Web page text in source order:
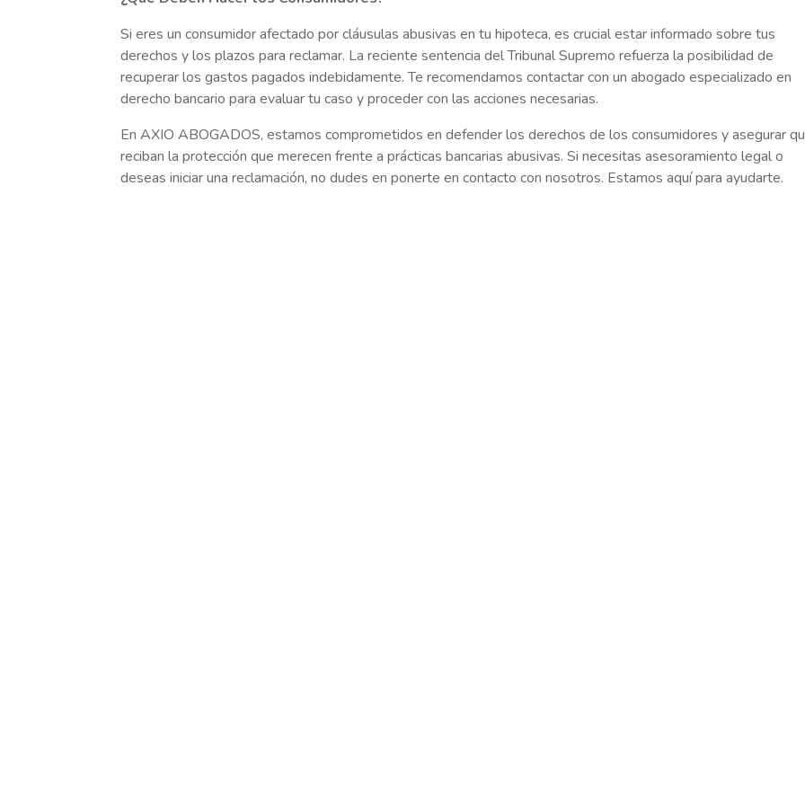
Si eres un consumidor afectado por cláusulas abusivas en tu hipoteca, es crucial estar informado sobre tus
derechos y los plazos para reclamar. La reciente sentencia del Tribunal Supremo refuerza la posibilidad de
recuperar los gastos pagados indebidamente. Te recomendamos contactar con un abogado especializado en
derecho bancario para evaluar tu caso y proceder con las acciones necesarias.
En AXIO ABOGADOS, estamos comprometidos en defender los derechos de los consumidores y asegurar
reciban la protección que merecen frente a prácticas bancarias abusivas. Si necesitas asesoramiento legal o
deseas iniciar una reclamación, no dudes en ponerte en contacto con nosotros. Estamos aquí para ayudarte.